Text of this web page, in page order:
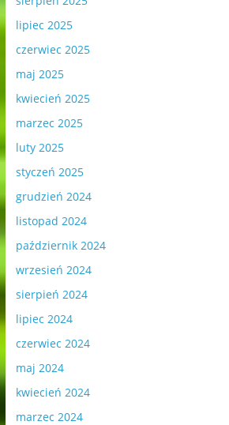
lipiec 2025
czerwiec 2025
maj 2025
kwiecień 2025
marzec 2025
luty 2025
styczeń 2025
grudzień 2024
listopad 2024
październik 2024
wrzesień 2024
sierpień 2024
lipiec 2024
czerwiec 2024
maj 2024
kwiecień 2024
marzec 2024